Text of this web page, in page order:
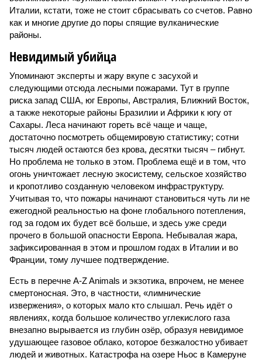
Италии, кстати, тоже не стоит сбрасывать со счетов. Равно
как и многие другие до поры спящие вулканические
районы.
Невидимый убийца
Упоминают эксперты и жару вкупе с засухой и
следующими отсюда лесными пожарами. Тут в группе
риска запад США, юг Европы, Австралия, Ближний Восток,
а также некоторые районы Бразилии и Африки к югу от
Сахары. Леса начинают гореть всё чаще и чаще,
достаточно посмотреть общемировую статистику; сотни
тысяч людей остаются без крова, десятки тысяч – гибнут.
Но проблема не только в этом. Проблема ещё и в том, что
огонь уничтожает лесную экосистему, сельское хозяйство
и кропотливо созданную человеком инфраструктуру.
Учитывая то, что пожары начинают становиться чуть ли не
ежегодной реальностью на фоне глобального потепления,
год за годом их будет всё больше, и здесь уже среди
прочего в большой опасности Европа. Небывалая жара,
зафиксированная в этом и прошлом годах в Италии и во
Франции, тому лучшее подтверждение.
Есть в перечне A-Z Animals и экзотика, впрочем, не менее
смертоносная. Это, в частности, «лимнические
извержения», о которых мало кто слышал. Речь идёт о
явлениях, когда большое количество углекислого газа
внезапно вырывается из глубин озёр, образуя невидимое
удушающее газовое облако, которое безжалостно убивает
людей и животных. Катастрофа на озере Ньос в Камеруне